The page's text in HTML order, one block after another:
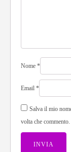
Nome *
Email *
Salva il mio
volta che commento.